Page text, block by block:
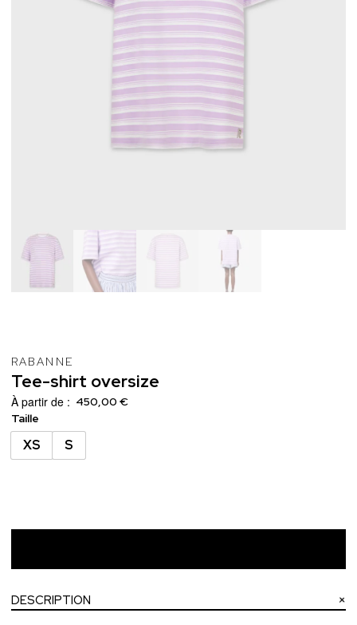
RABANNE
Tee-shirt oversize
À partir de : 450,00 €
Taille
XS S
DESCRIPTION